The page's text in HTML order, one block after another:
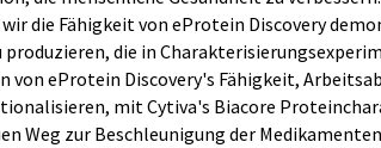
die Fähigkeit von eProtein Discovery
die in
von eProtein Discovery's Fähigkeit,
mit Cytiva's Biacore
Weg zur Beschleunigung der